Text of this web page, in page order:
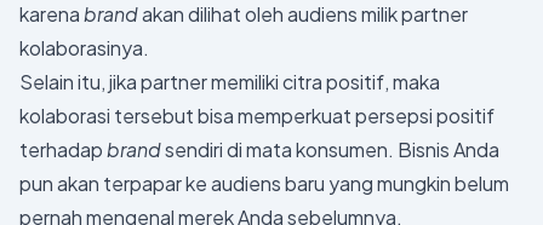
karenabrandakan dilihat oleh audiens milik partner
kolaborasinya.
Selain itu, jika partner memiliki citra positif, maka
kolaborasi tersebut bisa memperkuat persepsi positif
terhadapbrandsendiri di mata konsumen. Bisnis Anda
pun akan terpapar ke audiens baru yang mungkin belum
pernah mengenal merek Anda sebelumnya.